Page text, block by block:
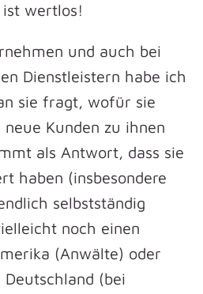
ist wertlos!
und auch bei
Dienstleistern habe ich
sie fragt, wofür sie
Kunden zu ihnen
als Antwort, dass sie
haben (insbesondere
selbstständig
noch einen
(Anwälte) oder
(bei